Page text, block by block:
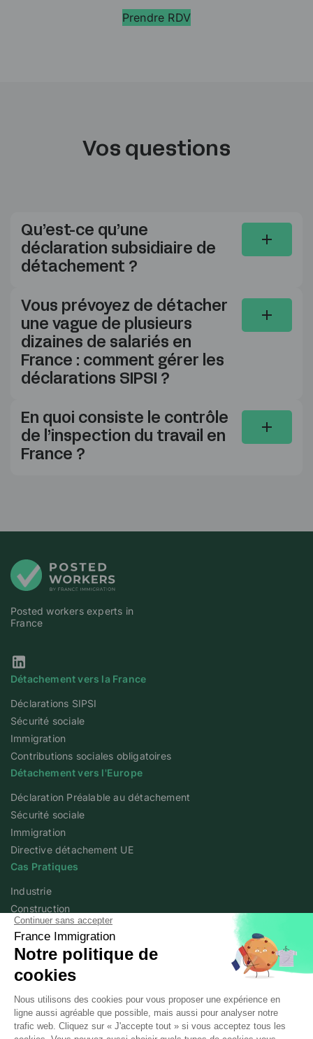
Prendre RDV
Vos questions
Qu’est-ce qu’une
déclaration subsidiaire de
détachement ?
Vous prévoyez de détacher
une vague de plusieurs
dizaines de salariés en
France : comment gérer les
déclarations SIPSI ?
En quoi consiste le contrôle
de l’inspection du travail en
France ?
Posted workers experts in
France
Notre page Linkedin
Détachement vers la France
Déclarations SIPSI
Sécurité sociale
Immigration
Contributions sociales obligatoires
Détachement vers l'Europe
Déclaration Préalable au détachement
Sécurité sociale
Immigration
Directive détachement UE
Cas Pratiques
Industrie
Construction
Agriculture
Services
Académie
Articles experts
Podcast
À propos de nous